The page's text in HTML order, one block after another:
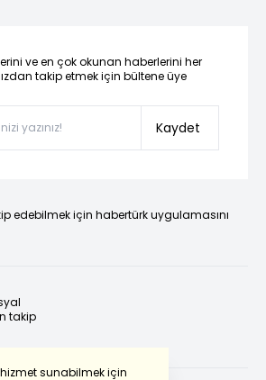
sunabilmek için
ve en çok okunan haberlerini her
takip etmek için bültene üye
Kaydet
edebilmek için habertürk uygulamasını
takip